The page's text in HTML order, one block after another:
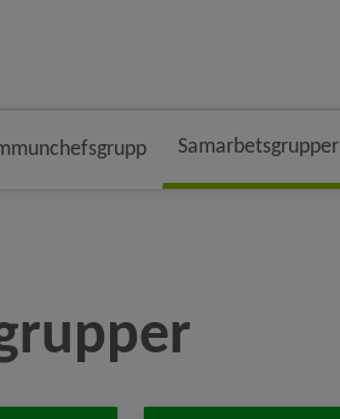
Samarbetsgrupper
i brödsmulenavigeringen